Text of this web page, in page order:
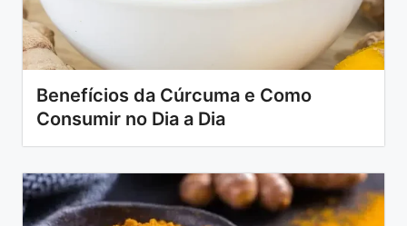
Benefícios da Cúrcuma e Como
Consumir no Dia a Dia